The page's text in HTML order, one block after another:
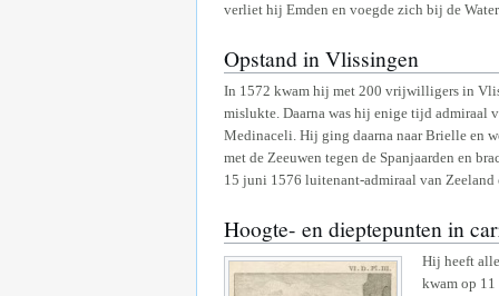
verliet hij Emden en voegde zich bij de
Opstand in Vlissingen
In 1572 kwam hij met 200 vrijwilligers in
mislukte. Daarna was hij enige tijd admiraal
Medinaceli. Hij ging daarna naar Brielle en
met de Zeeuwen tegen de Spanjaarden en
15 juni 1576 luitenant-admiraal van
Hoogte- en dieptepunten in
Hij heeft
kwam op